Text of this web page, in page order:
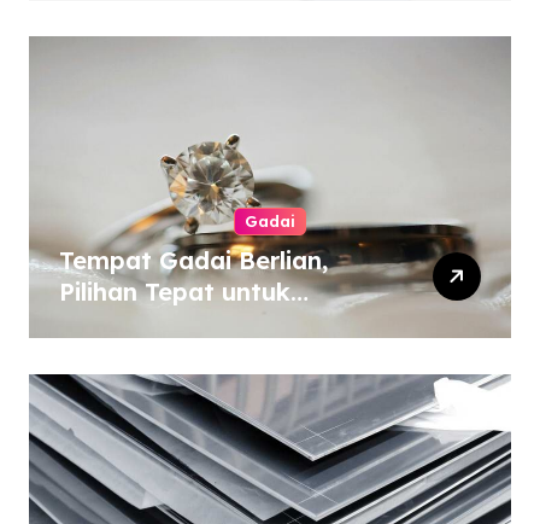
Gadai
Tempat Gadai Berlian,
Pilihan Tepat untuk